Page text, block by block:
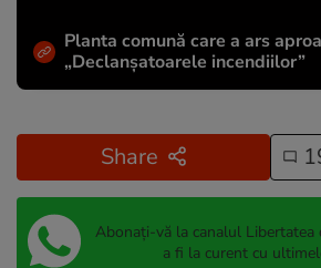
Planta comună care a ars
„Declanșatoarele incendiilor”
Share
Abonați-vă la canalul
a fi la curent cu